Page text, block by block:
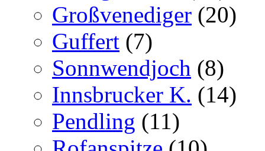
Großvenediger (20)
Guffert (7)
Sonnwendjoch (8)
Innsbrucker K. (14)
Pendling (11)